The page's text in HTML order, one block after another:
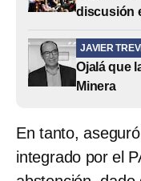
discusión
JAVIER
Ojalá que
Minera
En tanto,
integrado por el